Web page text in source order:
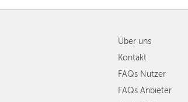
Über uns
Kontakt
FAQs Nutzer
FAQs Anbieter